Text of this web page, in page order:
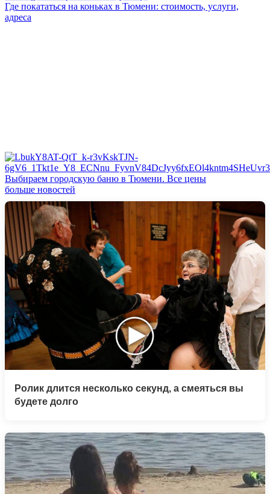
Где покататься на коньках в Тюмени: стоимость, услуги,
адреса
Выбираем городскую баню в Тюмени. Все цены
больше новостей
Ролик длится несколько секунд, а смеяться вы
будете долго